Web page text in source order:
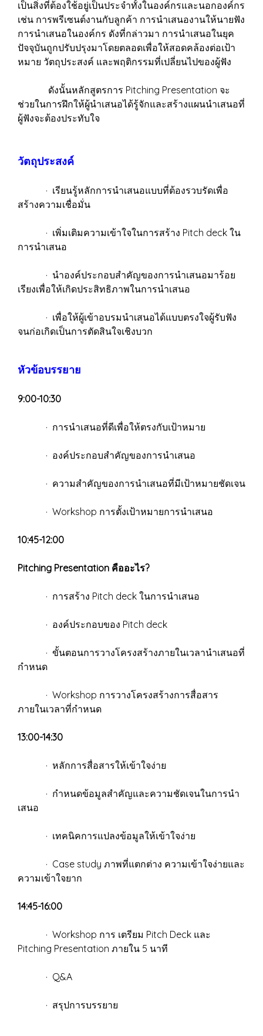
เป็นสิ่งที่ต้องใช้อยู่เป็นประจำทั้งในองค์กรและนอกองค์กร
เช่น การพรีเซนต์งานกับลูกค้า การนำเสนองานให้นายฟัง
การนำเสนอในองค์กร ดังที่กล่าวมา การนำเสนอในยุค
ปัจจุบันถูกปรับปรุงมาโดยตลอดเพื่อให้สอดคล้องต่อเป้า
หมาย วัตถุประสงค์ และพฤติกรรมที่เปลี่ยนไปของผู้ฟัง
ดังนั้นหลักสูตรการ Pitching Presentation จะ
ช่วยในการฝึกให้ผู้นำเสนอได้รู้จักและสร้างแผนนำเสนอที่
ผู้ฟังจะต้องประทับใจ
วัตถุประสงค์
· เรียนรู้หลักการนำเสนอแบบที่ต้องรวบรัดเพื่อ
สร้างความเชื่อมั่น
· เพิ่มเติมความเข้าใจในการสร้าง Pitch deck ใน
การนำเสนอ
· นำองค์ประกอบสำคัญของการนำเสนอมาร้อย
เรียงเพื่อให้เกิดประสิทธิภาพในการนำเสนอ
· เพื่อให้ผู้เข้าอบรมนำเสนอได้แบบตรงใจผู้รับฟัง
จนก่อเกิดเป็นการตัดสินใจเชิงบวก
หัวข้อบรรยาย
9:00-10:30
· การนำเสนอที่ดีเพื่อให้ตรงกับเป้าหมาย
· องค์ประกอบสำคัญของการนำเสนอ
· ความสำคัญของการนำเสนอที่มีเป้าหมายชัดเจน
· Workshop การตั้งเป้าหมายการนำเสนอ
10:45-12:00
Pitching Presentation คืออะไร?
· การสร้าง Pitch deck ในการนำเสนอ
· องค์ประกอบของ Pitch deck
· ขั้นตอนการวางโครงสร้างภายในเวลานำเสนอที่
กำหนด
· Workshop การวางโครงสร้างการสื่อสาร
ภายในเวลาที่กำหนด
13:00-14:30
· หลักการสื่อสารให้เข้าใจง่าย
· กำหนดข้อมูลสำคัญและความชัดเจนในการนำ
เสนอ
· เทคนิคการแปลงข้อมูลให้เข้าใจง่าย
· Case study ภาพที่แตกต่าง ความเข้าใจง่ายและ
ความเข้าใจยาก
14:45-16:00
· Workshop การ เตรียม Pitch Deck และ
Pitching Presentation ภายใน 5 นาที
· Q&A
· สรุปการบรรยาย